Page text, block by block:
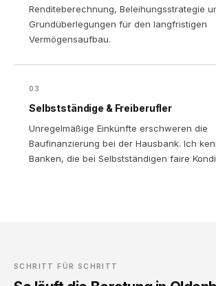
Renditeberechnung, Beleihungsstrategie
Grundüberlegungen für den langfristigen
Vermögensaufbau.
03
Selbstständige & Freiberufler
Unregelmäßige Einkünfte erschweren die
Baufinanzierung bei der Hausbank. Ich
Banken, die bei Selbstständigen faire
SCHRITT FÜR SCHRITT